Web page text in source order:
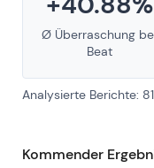
Ø Überraschung
Beat
Analysierte Berichte: 81
Kommender